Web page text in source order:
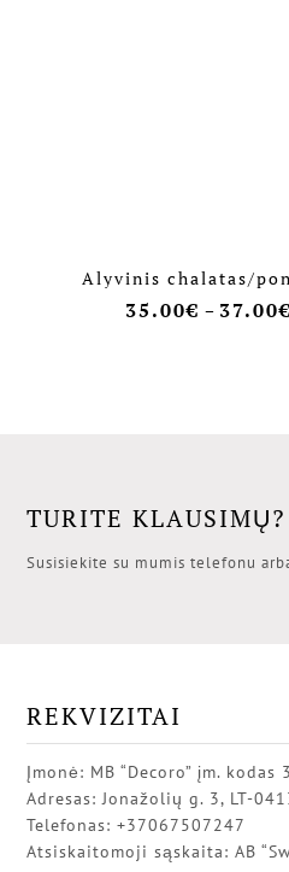
Alyvinis chalatas/
35.00€ – 37.00€
TURITE KLAUSIMŲ?
Susisiekite su mumis telefonu
REKVIZITAI
Įmonė: MB “Decoro” įm. kodas
Adresas: Jonažolių g. 3, LT-
Telefonas: +37067507247
Atsiskaitomoji sąskaita: AB